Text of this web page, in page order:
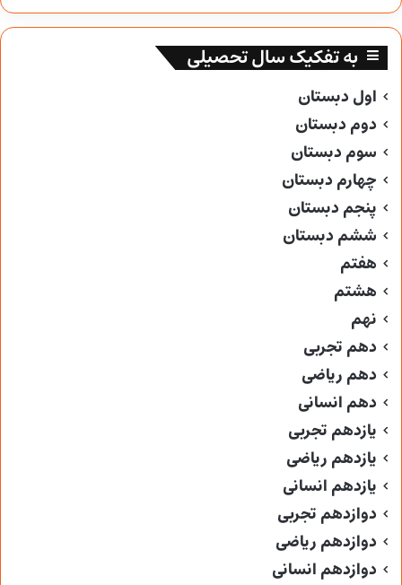
به تفکیک سال تحصیلی
اول دبستان
دوم دبستان
سوم دبستان
چهارم دبستان
پنجم دبستان
ششم دبستان
هفتم
هشتم
نهم
دهم تجربی
دهم ریاضی
دهم انسانی
یازدهم تجربی
یازدهم ریاضی
یازدهم انسانی
دوازدهم تجربی
دوازدهم ریاضی
دوازدهم انسانی